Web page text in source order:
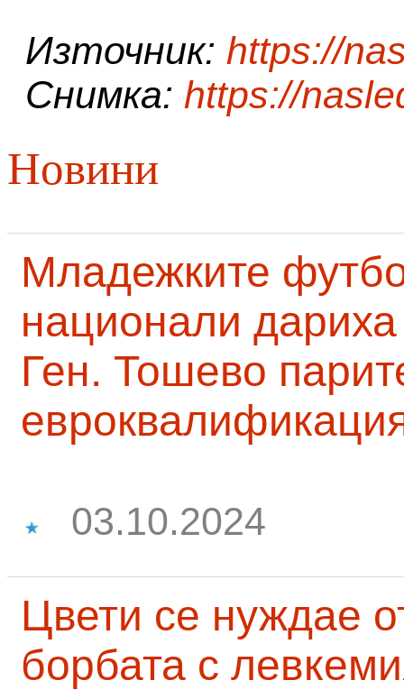
Източник: https://
Снимка: https://
Новини
Младежките
национали
Ген. Тошево
03.10.2024
Цвети се нуждае
борбата с